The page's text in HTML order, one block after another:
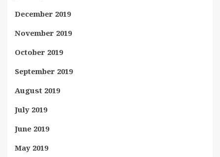
December 2019
November 2019
October 2019
September 2019
August 2019
July 2019
June 2019
May 2019